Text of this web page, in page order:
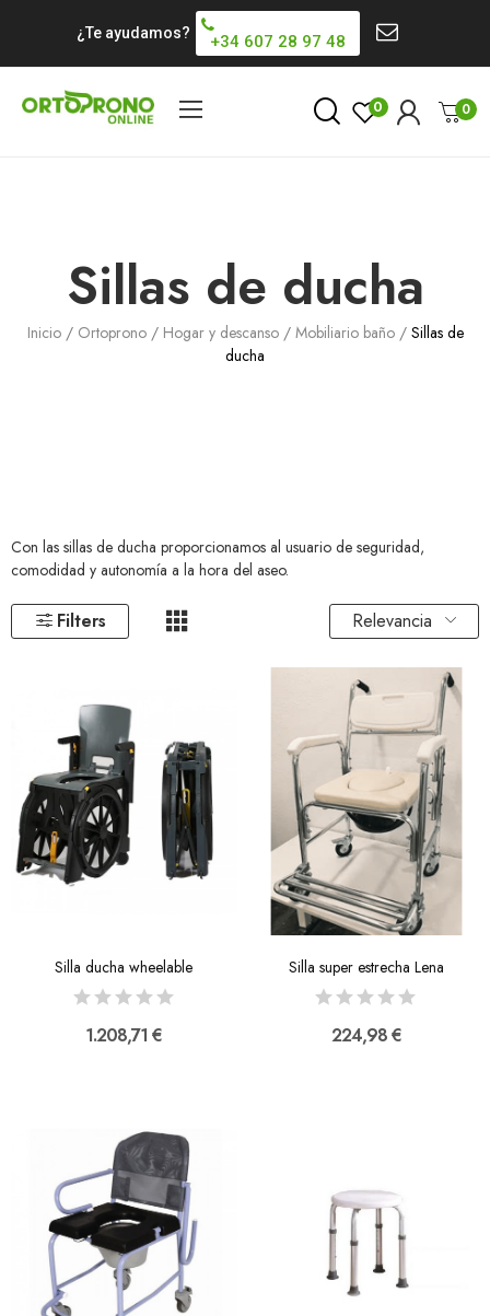
¿Te ayudamos? +34 607 28 97 48
0 0
Sillas de ducha
Inicio Ortoprono Hogar y descanso Mobiliario baño
Sillas de
ducha
Con las sillas de ducha proporcionamos al usuario de seguridad,
comodidad y autonomía a la hora del aseo.
Filters Relevancia
Silla ducha wheelable
1.208,71 €
Silla super estrecha Lena
224,98 €